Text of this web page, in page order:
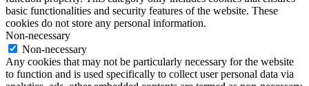
basic functionalities and security features of the website. These
cookies do not store any personal information.
Non-necessary
Non-necessary
Any cookies that may not be particularly necessary for the website
to function and is used specifically to collect user personal data via